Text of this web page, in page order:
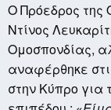
Ο Πρόεδρος της
Ντίνος
Ομοσπονδίας,
αναφέρθηκε
στην Κύπρο για